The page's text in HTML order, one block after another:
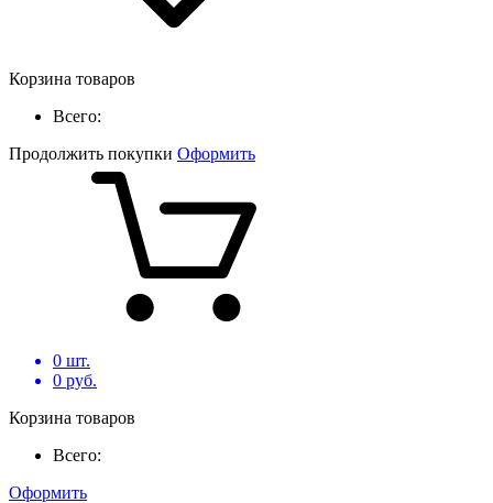
Корзина товаров
Всего:
Продолжить покупки Оформить
0 шт.
0 руб.
Корзина товаров
Всего:
Оформить